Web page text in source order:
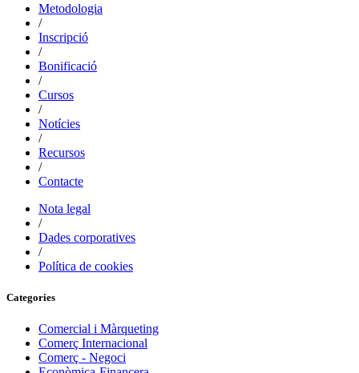
Metodologia
/
Inscripció
/
Bonificació
/
Cursos
/
Notícies
/
Recursos
/
Contacte
Nota legal
/
Dades corporatives
/
Política de cookies
Categories
Comercial i Màrqueting
Comerç Internacional
Comerç - Negoci